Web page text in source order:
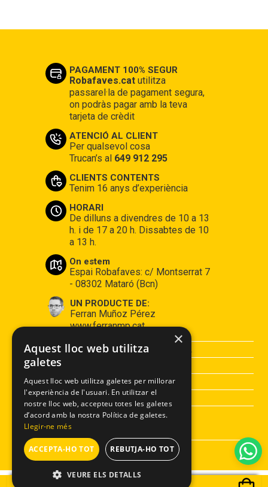
PAGAMENT 100% SEGUR
Robafaves.catutilitza
passarel·la de pagament segura,
on podràs pagar amb la teva
tarjeta de crèdit
ATENCIÓ AL CLIENT
Per qualsevol cosa
Trucan’s al 649 912 295
CLIENTS CONTENTS
Tenim 16 anys d’experiència
HORARI
De dilluns a divendres de 10 a 13
h. i de 17 a 20 h. Dissabtes de 10
a 13 h.
On estem
Espai Robafaves: c/ Montserrat 7
- 08302 Mataró (Bcn)
UN PRODUCTE DE:
Ferran Muñoz Pérez
www.ferranmp.cat
CONDICIONS DE COMPRA
POLÍTICA DE PRIVACITAT
POLÍTICA DE COOKIES
×
Aquest lloc web utilitza
galetes
Aquest lloc web utilitza galetes per millorar
l'experiència de l'usuari. En utilitzar el
nostre lloc web, accepteu totes les galetes
d’acord amb la nostra Política de galetes.
Llegir-ne més
ACCEPTA-HO TOT REBUTJA-HO TOT
VEURE ELS DETALLS